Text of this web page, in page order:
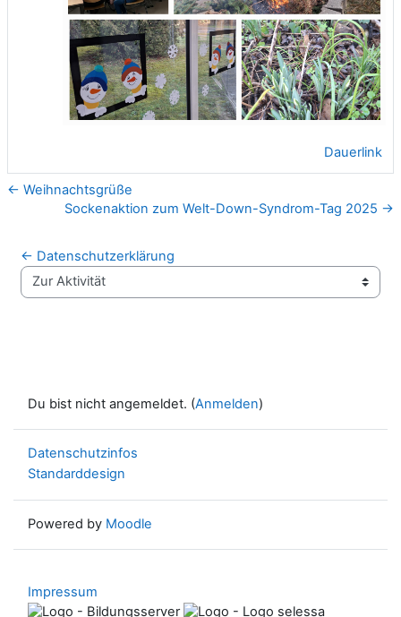
Dauerlink
← Weihnachtsgrüße
Sockenaktion zum Welt-Down-Syndrom-Tag 2025 →
← Datenschutzerklärung
Zur Aktivität
Du bist nicht angemeldet. (Anmelden)
Datenschutzinfos
Standarddesign
Powered by Moodle
Impressum